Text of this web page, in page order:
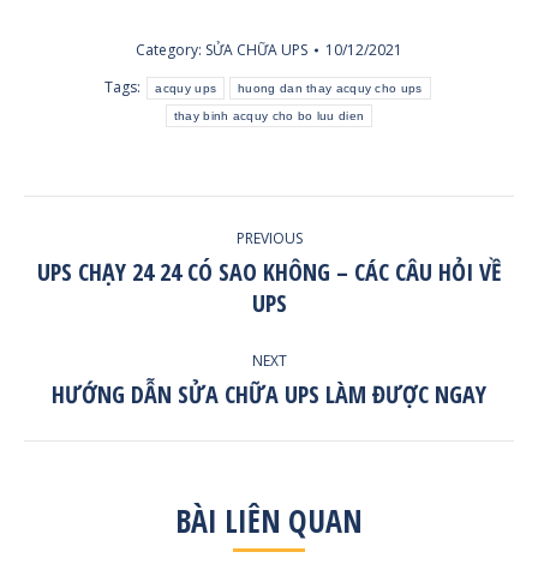
Category: SỬA CHỮA UPS
10/12/2021
Tags:
acquy ups huong dan thay acquy cho ups
thay binh acquy cho bo luu dien
NAVIGATION
PREVIOUS
Previous
post:
UPS CHẠY 24 24 CÓ SAO KHÔNG – CÁC CÂU HỎI VỀ
UPS
NEXT
Next
HƯỚNG DẪN SỬA CHỮA UPS LÀM ĐƯỢC NGAY
BÀI LIÊN QUAN